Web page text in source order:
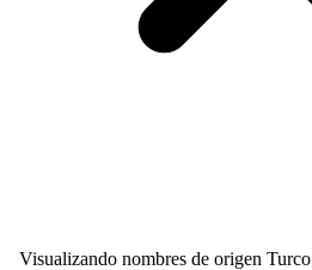
Visualizando nombres de origen Turco